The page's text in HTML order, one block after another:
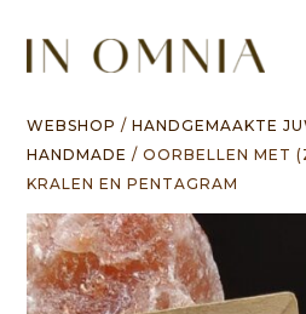
WEBSHOP /HANDGEMAAKTE
HANDMADE / OORBELLEN MET
KRALEN EN PENTAGRAM